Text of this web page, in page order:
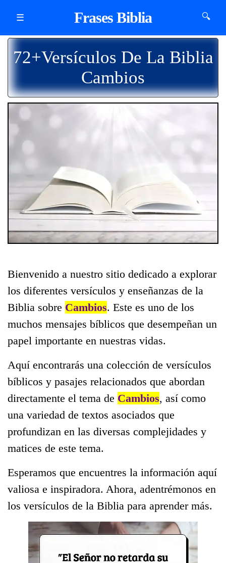
☰ Frases Biblia 🔍
72+Versículos De La Biblia
Cambios
Bienvenido a nuestro sitio dedicado a explorar
los diferentes versículos y enseñanzas de la
Biblia sobre Cambios. Este es uno de los
muchos mensajes bíblicos que desempeñan un
papel importante en nuestras vidas.
Aquí encontrarás una colección de versículos
bíblicos y pasajes relacionados que abordan
directamente el tema de Cambios, así como
una variedad de textos asociados que
profundizan en las diversas complejidades y
matices de este tema.
Esperamos que encuentres la información aquí
valiosa e inspiradora. Ahora, adentrémonos en
los versículos de la Biblia para aprender más.